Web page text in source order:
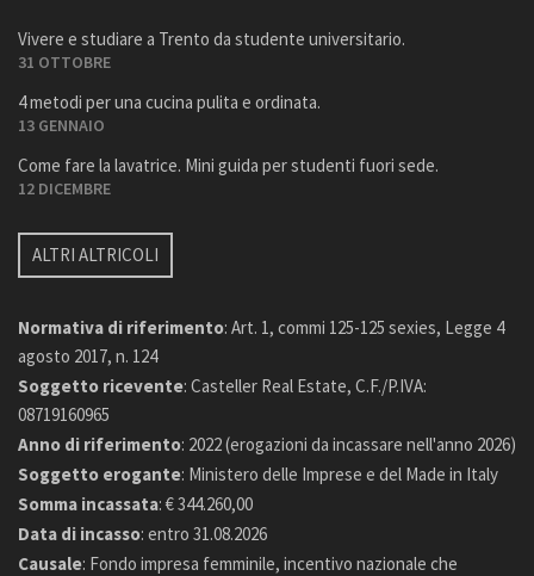
Vivere e studiare a Trento da studente universitario.
31 OTTOBRE
4 metodi per una cucina pulita e ordinata.
13 GENNAIO
Come fare la lavatrice. Mini guida per studenti fuori sede.
12 DICEMBRE
ALTRI ALTRICOLI
Normativa di riferimento: Art. 1, commi 125-125 sexies, Legge 4
agosto 2017, n. 124
Soggetto ricevente: Casteller Real Estate, C.F./P.IVA:
08719160965
Anno di riferimento: 2022 (erogazioni da incassare nell'anno 2026)
Soggetto erogante: Ministero delle Imprese e del Made in Italy
Somma incassata: € 344.260,00
Data di incasso: entro 31.08.2026
Causale: Fondo impresa femminile, incentivo nazionale che